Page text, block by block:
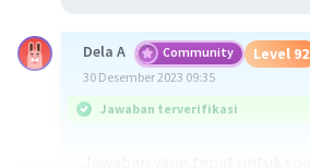
Dela A Community Level 92
30 Desember 2023 09:35
Jawaban terverifikasi